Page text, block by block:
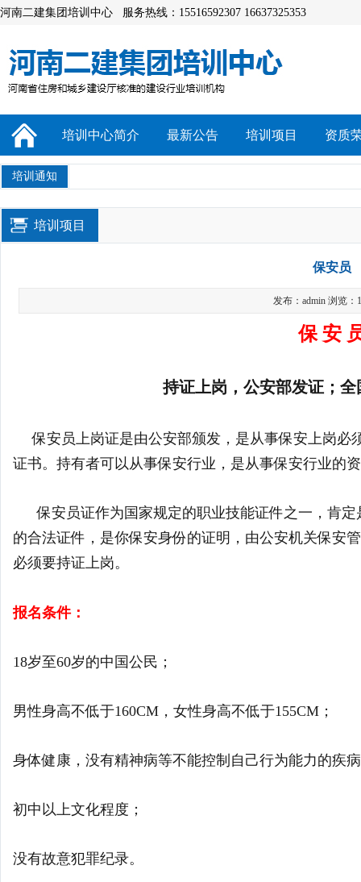
河南二建集团培训中心 服务热线：15516592307 16637325353
培训中心简介 最新公告 培训项目 资质
培训通知
培训项目
保安员
发布：admin 浏览：
保 安
持证上岗，公安部发证； 全
保安员上岗证是由公安部颁发，是从事保安上岗必
证书。持有者可以从事保安行业，是从事保安行业的
保安员证作为国家规定的职业技能证件之一，肯定
的合法证件，是你保安身份的证明，由公安机关保安
必须要持证上岗。
报名条件：
18岁至60岁的中国公民；
男性身高不低于160CM，女性身高不低于155CM；
身体健康，没有精神病等不能控制自己行为能力的疾
初中以上文化程度；
没有故意犯罪纪录。